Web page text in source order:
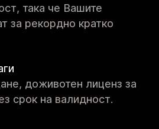
така че Вашите
за рекордно кратко
доживотен лиценз за
срок на валидност.